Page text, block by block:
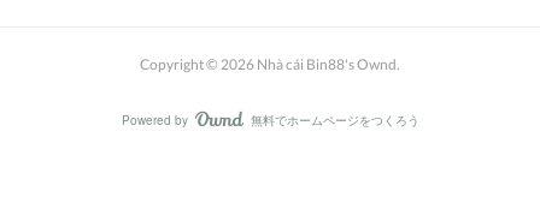
Copyright © 2026 Nhà cái Bin88's Ownd.
Powered by AmebaOwnd
無料でホームページをつくろう